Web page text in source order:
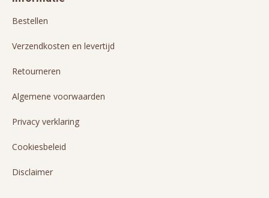
Bestellen
Verzendkosten en levertijd
Retourneren
Algemene voorwaarden
Privacy verklaring
Cookiesbeleid
Disclaimer